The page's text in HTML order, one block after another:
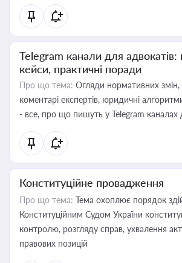
Telegram канали для адвокатів:
кейси, практичні поради
Про що тема: Огляди нормативних змін,
коментарі експертів, юридичні
- все, про що пишуть у Telegram каналах
Конституційне провадження
Про що тема: Тема охоплює порядок
Конституційним Судом України
контролю, розгляду справ, ухвалення
правових позицій